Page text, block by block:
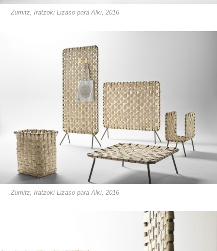
Zumitz, Iratzoki Lizaso para Alki, 2016
Zumitz, Iratzoki Lizaso para Alki, 2016